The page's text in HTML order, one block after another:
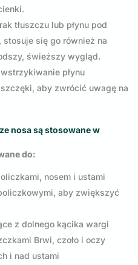
tłuszczu lub płynu pod
stosuje się go również na
świeższy wygląd.
płynu
aby zwrócić uwagę na
nosa są stosowane w
do:
nosem i ustami
aby zwiększyć
z dolnego kącika wargi
Brwi, czoło i oczy
i nad ustami